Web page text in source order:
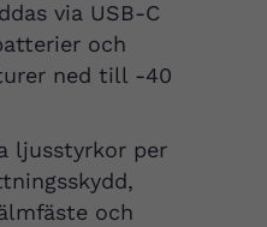
via USB-C
och
ned till -40
ljusstyrkor per
och